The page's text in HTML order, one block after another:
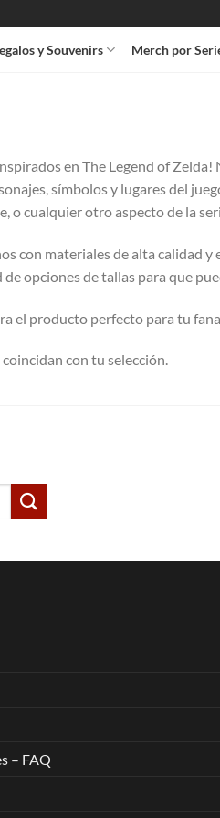
y Souvenirs Merch por
en The Legend of
símbolos y lugares del
o cualquier otro aspecto de la
con materiales de alta calidad
de opciones de tallas para que
el producto perfecto para tu
con tu selección.
– FAQ